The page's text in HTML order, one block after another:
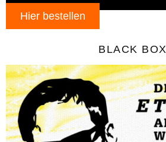
Hier bestellen
BLACK BOX